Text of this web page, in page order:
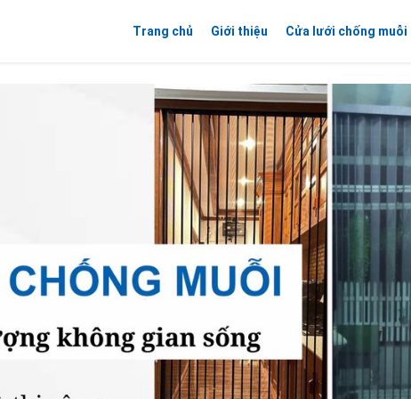
Trang chủ Giới thiệu Cửa lưới chống muỗi